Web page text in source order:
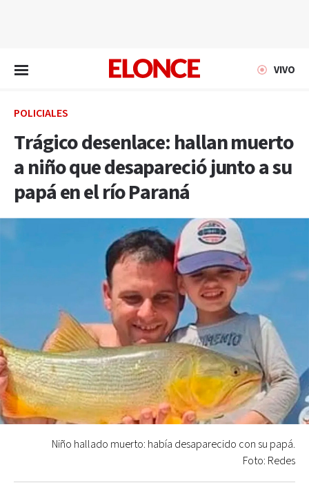
VIVO
POLICIALES
Trágico desenlace: hallan muerto
a niño que desapareció junto a su
papá en el río Paraná
Niño hallado muerto: había desaparecido con su papá.
Foto: Redes